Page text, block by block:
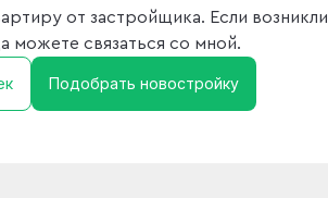
от застройщика. Если возникли
можете связаться со мной.
Подобрать новостройку